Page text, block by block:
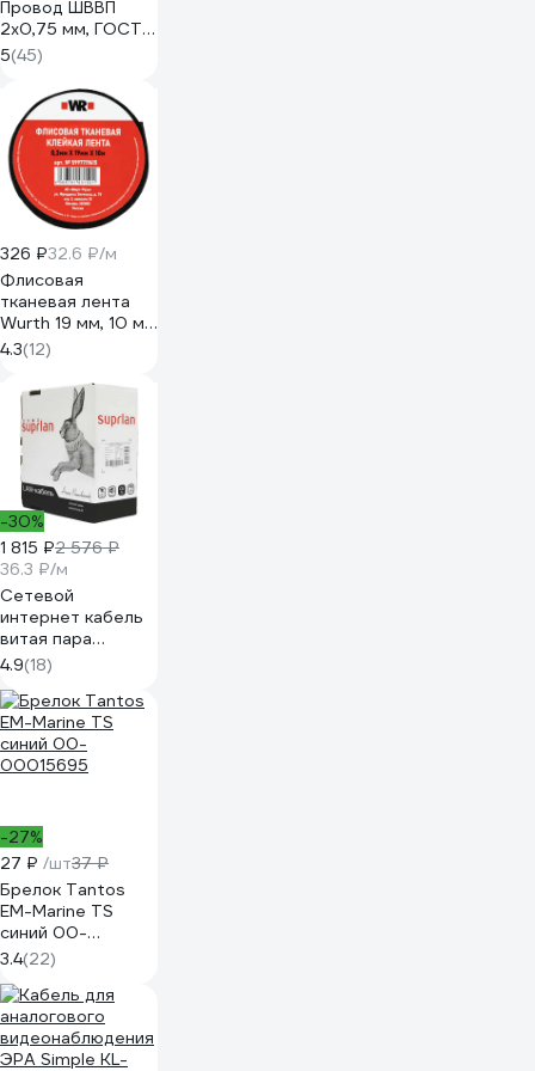
Провод ШВВП
2х0,75 мм, ГОСТ,
100 м 05480
5(45)
326 ₽32.6 ₽/м
Флисовая
тканевая лента
Wurth 19 мм, 10 м
5997719615090 1
4.3(12)
-30%
1 815 ₽2 576 ₽
36.3 ₽/м
Сетевой
интернет кабель
витая пара
SUPRLAN медный
Standard UTP
Cat.5e
4x2xAWG24 Cu
PVC внутренний
50м 01-0333-1
4.9(18)
-27%
27 ₽ /шт37 ₽
Брелок Tantos
EM-Marine TS
синий 00-
00015695
3.4(22)